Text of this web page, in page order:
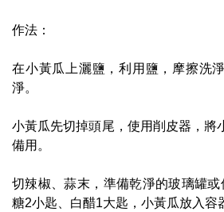
作法：
在小黃瓜上灑鹽，利用鹽，摩擦洗
淨。
小黃瓜先切掉頭尾，使用削皮器，將
備用。
切辣椒、蒜末，準備乾淨的玻璃罐或
糖2小匙、白醋1大匙，小黃瓜放入容